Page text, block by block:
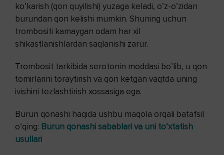
ko’karish (qon quyilishi) yuzaga keladi, o’z-o’zidan
burundan qon kelishi mumkin. Shuning uchun
trombositi kamaygan odam har xil
shikastlanishlardan saqlanishi zarur.
Trombosit tarkibida serotonin moddasi bo’lib, u qon
tomirlarini toraytirish va qon ketgan vaqtda uning
ivishini tezlashtirish xossasiga ega.
Burun qonashi haqida ushbu maqola orqali batafsil
o‘qing: Burun qonashi sabablari va uni to‘xtatish
usullari